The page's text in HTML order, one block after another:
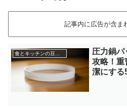
記事内に広告が含ま
食とキッチンの豆知識
圧力鍋パ
攻略！重
潔にする